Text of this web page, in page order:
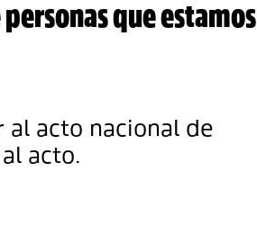
que estamos
al acto nacional de
acto.